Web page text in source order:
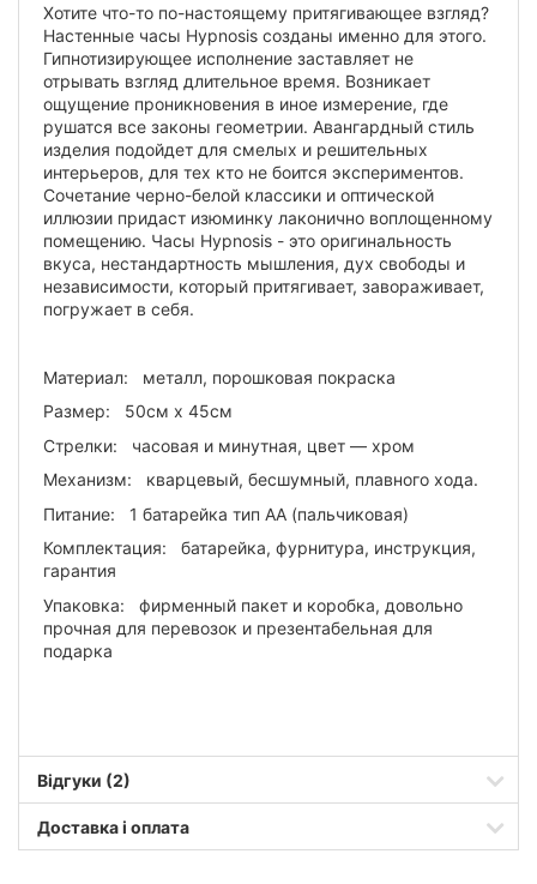
Хотите что-то по-настоящему притягивающее взгляд?
Настенные часы Hypnosis созданы именно для этого.
Гипнотизирующее исполнение заставляет не
отрывать взгляд длительное время. Возникает
ощущение проникновения в иное измерение, где
рушатся все законы геометрии. Авангардный стиль
изделия подойдет для смелых и решительных
интерьеров, для тех кто не боится экспериментов.
Сочетание черно-белой классики и оптической
иллюзии придаст изюминку лаконично воплощенному
помещению. Часы Hypnosis - это оригинальность
вкуса, нестандартность мышления, дух свободы и
независимости, который притягивает, завораживает,
погружает в себя.
Материал: металл, порошковая покраска
Размер: 50см х 45см
Стрелки: часовая и минутная, цвет — хром
Механизм: кварцевый, бесшумный, плавного хода.
Питание: 1 батарейка тип АА (пальчиковая)
Комплектация: батарейка, фурнитура, инструкция,
гарантия
Упаковка: фирменный пакет и коробка, довольно
прочная для перевозок и презентабельная для
подарка
Відгуки (2)
Доставка і оплата